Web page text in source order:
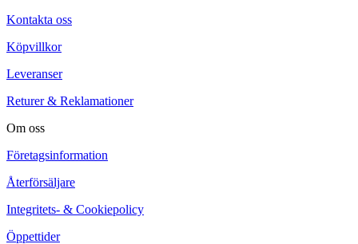
Kontakta oss
Köpvillkor
Leveranser
Returer & Reklamationer
Om oss
Företagsinformation
Återförsäljare
Integritets- & Cookiepolicy
Öppettider